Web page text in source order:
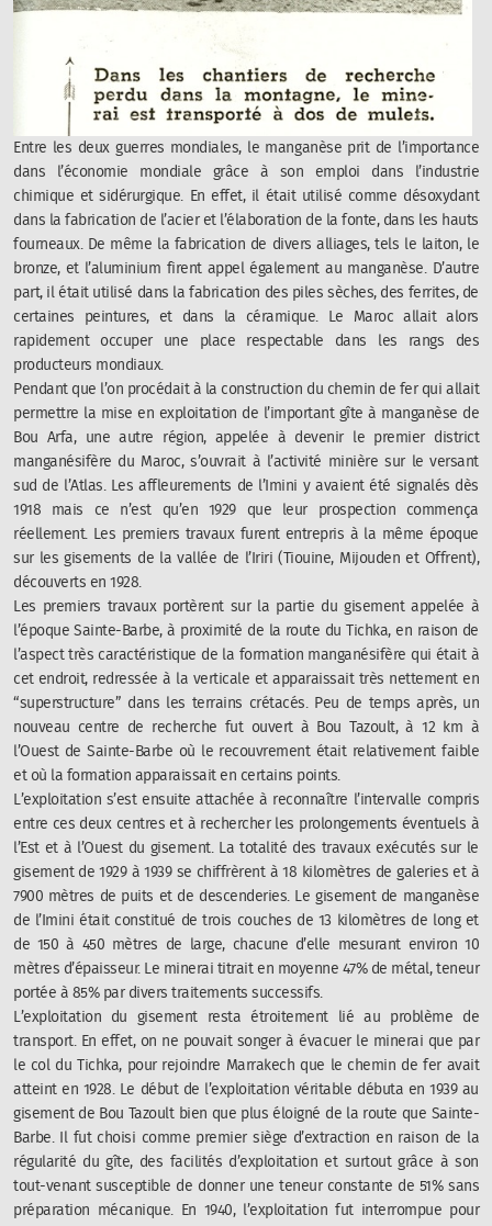
Entre les deux guerres mondiales, le manganèse prit de l’importance
dans l’économie mondiale grâce à son emploi dans l’industrie
chimique et sidérurgique. En effet, il était utilisé comme désoxydant
dans la fabrication de l’acier et l’élaboration de la fonte, dans les hauts
fourneaux. De même la fabrication de divers alliages, tels le laiton, le
bronze, et l’aluminium firent appel également au manganèse. D’autre
part, il était utilisé dans la fabrication des piles sèches, des ferrites, de
certaines peintures, et dans la céramique. Le Maroc allait alors
rapidement occuper une place respectable dans les rangs des
producteurs mondiaux.
Pendant que l’on procédait à la construction du chemin de fer qui allait
permettre la mise en exploitation de l’important gîte à manganèse de
Bou Arfa, une autre région, appelée à devenir le premier district
manganésifère du Maroc, s’ouvrait à l’activité minière sur le versant
sud de l’Atlas. Les affleurements de l’Imini y avaient été signalés dès
1918 mais ce n’est qu’en 1929 que leur prospection commença
réellement. Les premiers travaux furent entrepris à la même époque
sur les gisements de la vallée de l’Iriri (Tiouine, Mijouden et Offrent),
découverts en 1928.
Les premiers travaux portèrent sur la partie du gisement appelée à
l’époque Sainte-Barbe, à proximité de la route du Tichka, en raison de
l’aspect très caractéristique de la formation manganésifère qui était à
cet endroit, redressée à la verticale et apparaissait très nettement en
“superstructure” dans les terrains crétacés. Peu de temps après, un
nouveau centre de recherche fut ouvert à Bou Tazoult, à 12 km à
l’Ouest de Sainte-Barbe où le recouvrement était relativement faible
et où la formation apparaissait en certains points.
L’exploitation s’est ensuite attachée à reconnaître l’intervalle compris
entre ces deux centres et à rechercher les prolongements éventuels à
l’Est et à l’Ouest du gisement. La totalité des travaux exécutés sur le
gisement de 1929 à 1939 se chiffrèrent à 18 kilomètres de galeries et à
7900 mètres de puits et de descenderies. Le gisement de manganèse
de l’Imini était constitué de trois couches de 13 kilomètres de long et
de 150 à 450 mètres de large, chacune d’elle mesurant environ 10
mètres d’épaisseur. Le minerai titrait en moyenne 47% de métal, teneur
portée à 85% par divers traitements successifs.
L’exploitation du gisement resta étroitement lié au problème de
transport. En effet, on ne pouvait songer à évacuer le minerai que par
le col du Tichka, pour rejoindre Marrakech que le chemin de fer avait
atteint en 1928. Le début de l’exploitation véritable débuta en 1939 au
gisement de Bou Tazoult bien que plus éloigné de la route que Sainte-
Barbe. Il fut choisi comme premier siège d’extraction en raison de la
régularité du gîte, des facilités d’exploitation et surtout grâce à son
tout-venant susceptible de donner une teneur constante de 51% sans
préparation mécanique. En 1940, l’exploitation fut interrompue pour